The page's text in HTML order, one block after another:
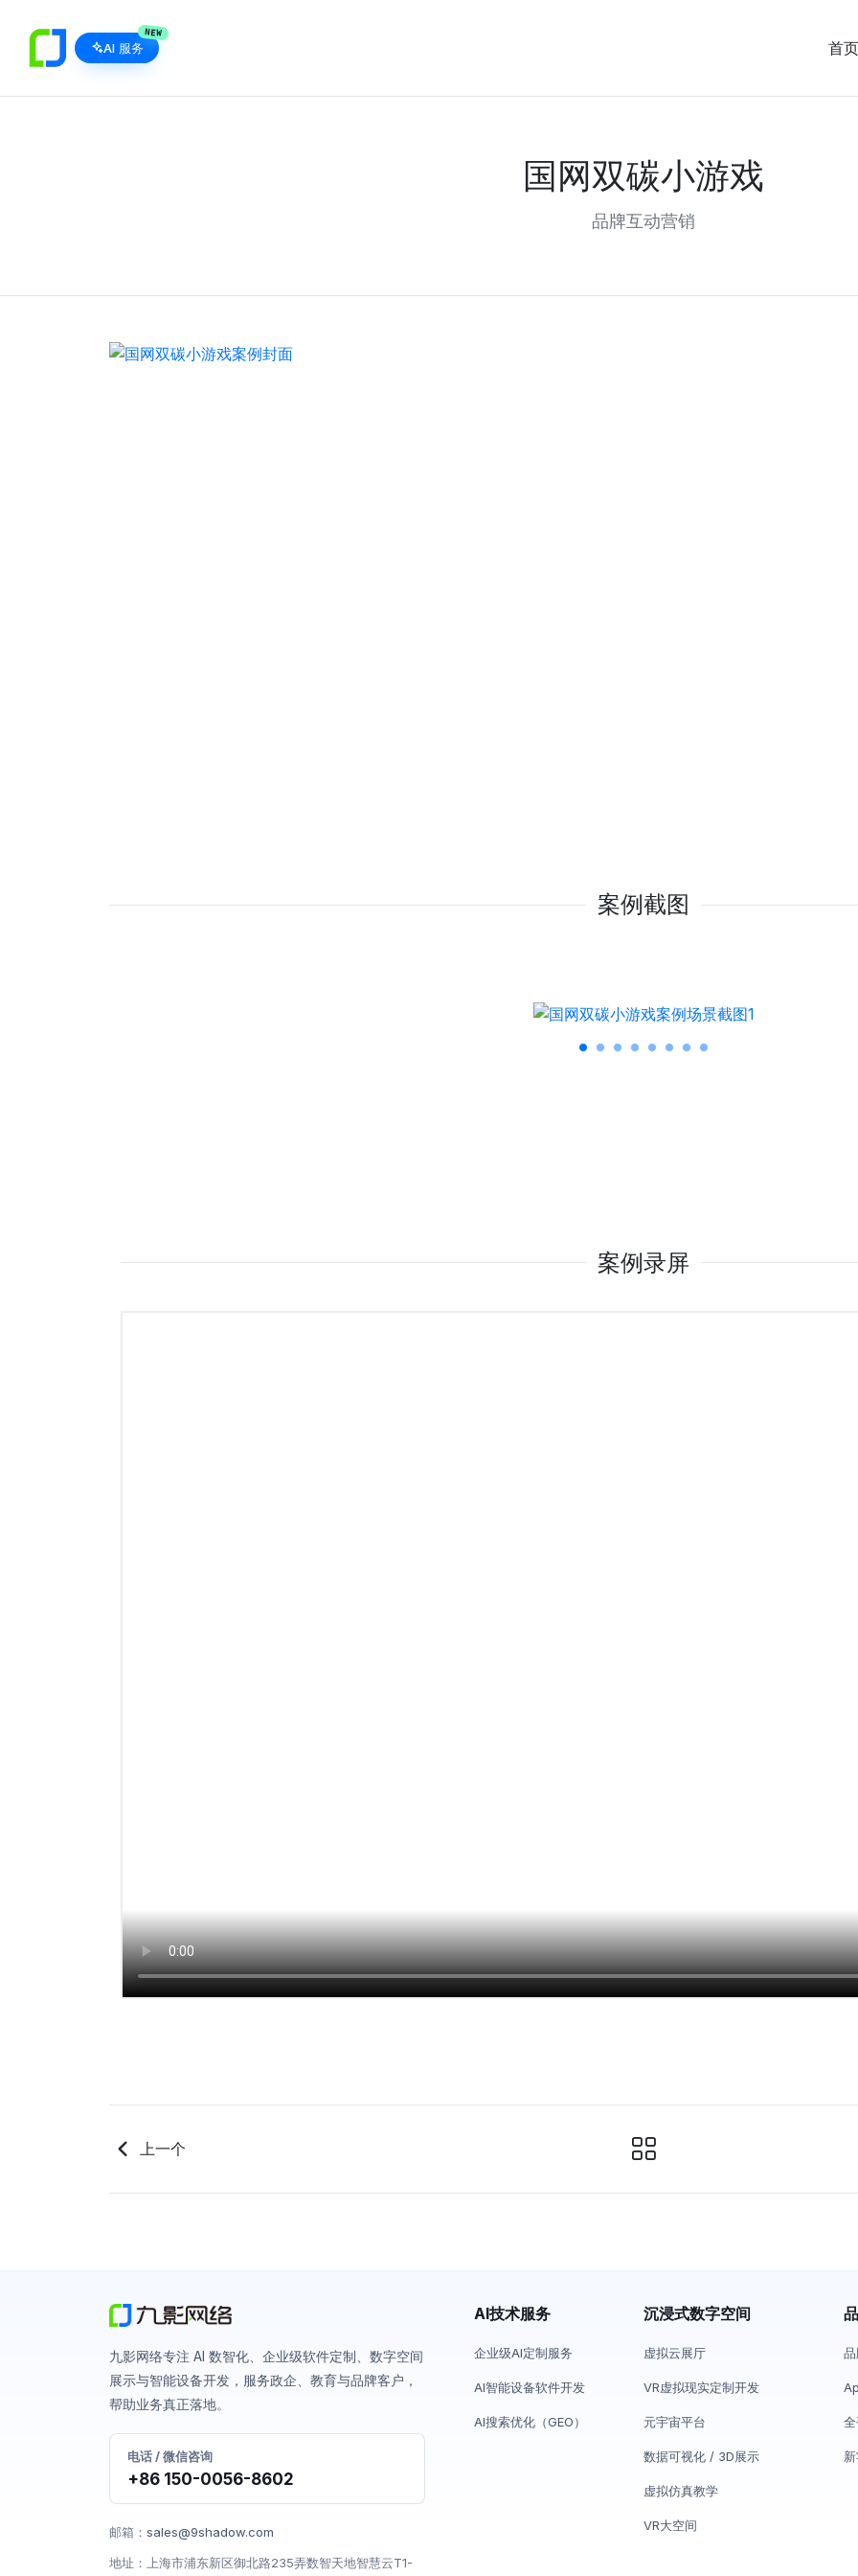
AI 服务
NEW
首页
国网双碳小游戏
品牌互动营销
案例截图
案例录屏
上一个
九影网络专注 AI 数智化、企业级软件定制、数字空间
展示与智能设备开发，服务政企、教育与品牌客户，
帮助业务真正落地。
电话 / 微信咨询
+86 150-0056-8602
邮箱： sales@9shadow.com
地址：上海市浦东新区御北路235弄数智天地智慧云T1-
AI技术服务
企业级AI定制服务
AI智能设备软件开发
AI搜索优化（GEO）
沉浸式数字空间
虚拟云展厅
VR虚拟现实定制开发
元宇宙平台
数据可视化 / 3D展示
虚拟仿真教学
VR大空间